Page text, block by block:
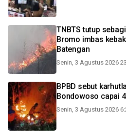
TNBTS tutup
Bromo imbas
Batengan
Senin, 3 Agustus 2026
BPBD sebut
Bondowoso capai
Senin, 3 Agustus 2026